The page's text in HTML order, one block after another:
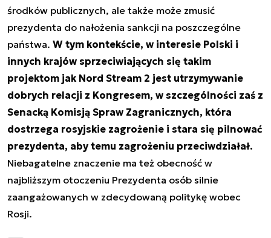
środków publicznych, ale także może zmusić
prezydenta do nałożenia sankcji na poszczególne
państwa. W tym kontekście, w interesie Polski i
innych krajów sprzeciwiających się takim
projektom jak Nord Stream 2 jest utrzymywanie
dobrych relacji z Kongresem, w szczególności zaś z
Senacką Komisją Spraw Zagranicznych, która
dostrzega rosyjskie zagrożenie i stara się pilnować
prezydenta, aby temu zagrożeniu przeciwdziałał.
Niebagatelne znaczenie ma też obecność w
najbliższym otoczeniu Prezydenta osób silnie
zaangażowanych w zdecydowaną politykę wobec
Rosji.